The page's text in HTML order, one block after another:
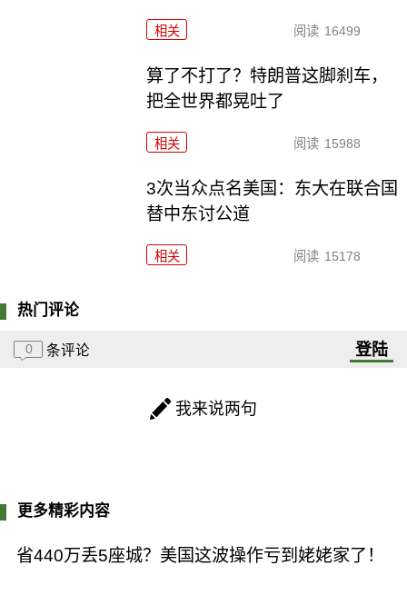
相关 阅读 16499
算了不打了？特朗普这脚刹车，
把全世界都晃吐了
相关 阅读 15988
3次当众点名美国：东大在联合国
替中东讨公道
相关 阅读 15178
热门评论
0 条评论 登陆
我来说两句
更多精彩内容
省440万丢5座城？美国这波操作亏到姥姥家了！